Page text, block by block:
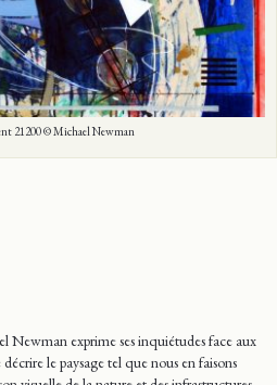
21200 © Michael Newman
Newman exprime ses inquiétudes face aux
le paysage tel que nous en faisons